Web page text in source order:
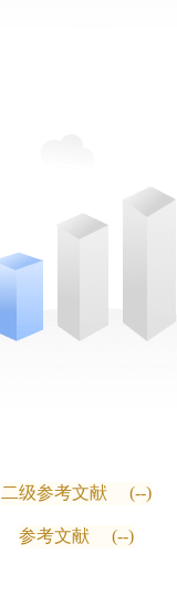
二级参考文献 (--)
参考文献 (--)